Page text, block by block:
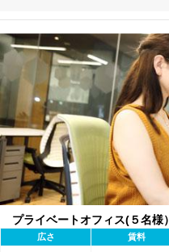
プライベートオフィス(５名様）
広さ 賃料